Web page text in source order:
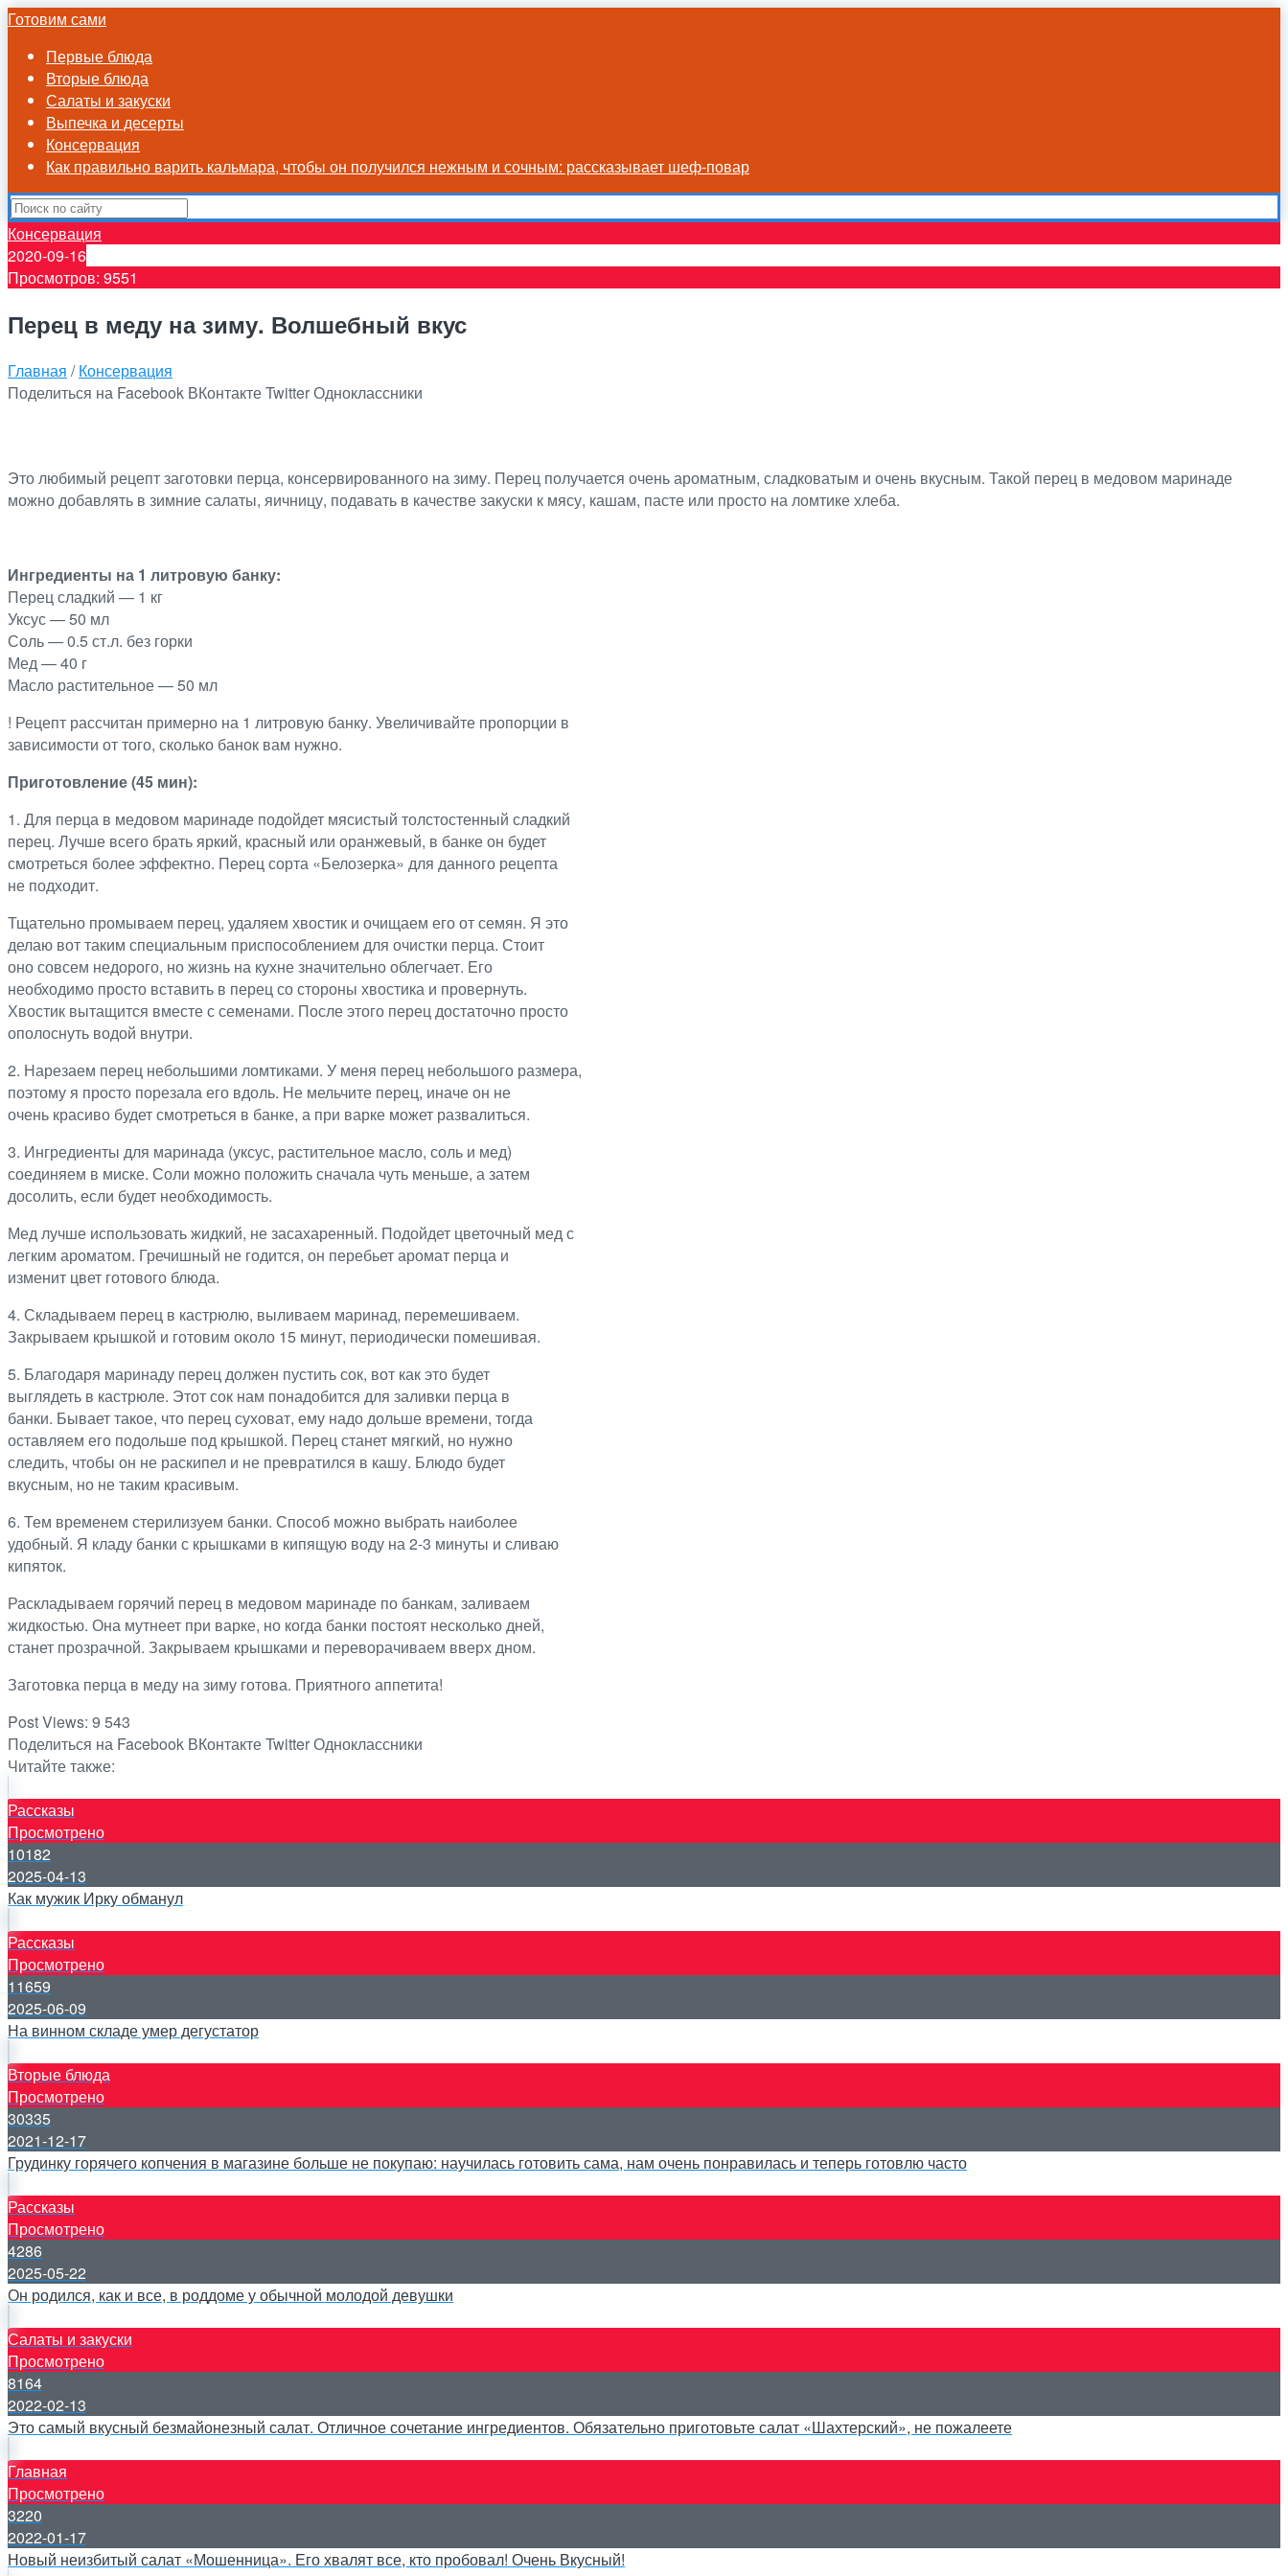
Готовим сами
Первые блюда
Вторые блюда
Салаты и закуски
Выпечка и десерты
Консервация
Как правильно варить кальмара, чтобы он получился нежным и сочным: рассказывает шеф-повар
Консервация
2020-09-16
Просмотров: 9551
Перец в меду на зиму. Волшебный вкус
Главная /Консервация
Поделиться на Facebook ВКонтактеTwitterОдноклассники
Это любимый рецепт заготовки перца, консервированного на зиму. Перец получается очень ароматным, сладковатым и очень вкусным. Такой перец в медовом маринаде
можно добавлять в зимние салаты, яичницу, подавать в качестве закуски к мясу, кашам, пасте или просто на ломтике хлеба.
Ингредиенты на 1 литровую банку:
Перец сладкий — 1 кг
Уксус — 50 мл
Соль — 0.5 ст.л. без горки
Мед — 40 г
Масло растительное — 50 мл
! Рецепт рассчитан примерно на 1 литровую банку. Увеличивайте пропорции в
зависимости от того, сколько банок вам нужно.
Приготовление (45 мин):
1. Для перца в медовом маринаде подойдет мясистый толстостенный сладкий
перец. Лучше всего брать яркий, красный или оранжевый, в банке он будет
смотреться более эффектно. Перец сорта «Белозерка» для данного рецепта
не подходит.
Тщательно промываем перец, удаляем хвостик и очищаем его от семян. Я это
делаю вот таким специальным приспособлением для очистки перца. Стоит
оно совсем недорого, но жизнь на кухне значительно облегчает. Его
необходимо просто вставить в перец со стороны хвостика и провернуть.
Хвостик вытащится вместе с семенами. После этого перец достаточно просто
ополоснуть водой внутри.
2. Нарезаем перец небольшими ломтиками. У меня перец небольшого размера,
поэтому я просто порезала его вдоль. Не мельчите перец, иначе он не
очень красиво будет смотреться в банке, а при варке может развалиться.
3. Ингредиенты для маринада (уксус, растительное масло, соль и мед)
соединяем в миске. Соли можно положить сначала чуть меньше, а затем
досолить, если будет необходимость.
Мед лучше использовать жидкий, не засахаренный. Подойдет цветочный мед с
легким ароматом. Гречишный не годится, он перебьет аромат перца и
изменит цвет готового блюда.
4. Складываем перец в кастрюлю, выливаем маринад, перемешиваем.
Закрываем крышкой и готовим около 15 минут, периодически помешивая.
5. Благодаря маринаду перец должен пустить сок, вот как это будет
выглядеть в кастрюле. Этот сок нам понадобится для заливки перца в
банки. Бывает такое, что перец суховат, ему надо дольше времени, тогда
оставляем его подольше под крышкой. Перец станет мягкий, но нужно
следить, чтобы он не раскипел и не превратился в кашу. Блюдо будет
вкусным, но не таким красивым.
6. Тем временем стерилизуем банки. Способ можно выбрать наиболее
удобный. Я кладу банки с крышками в кипящую воду на 2-3 минуты и сливаю
кипяток.
Раскладываем горячий перец в медовом маринаде по банкам, заливаем
жидкостью. Она мутнеет при варке, но когда банки постоят несколько дней,
станет прозрачной. Закрываем крышками и переворачиваем вверх дном.
Заготовка перца в меду на зиму готова. Приятного аппетита!
Post Views: 9 543
Поделиться на Facebook ВКонтактеTwitterОдноклассники
Читайте также:
Рассказы
Просмотрено
10182
2025-04-13
Как мужик Ирку обманул
Рассказы
Просмотрено
11659
2025-06-09
На винном складе умер дегустатор
Вторые блюда
Просмотрено
30335
2021-12-17
Грудинку горячего копчения в магазине больше не покупаю: научилась готовить сама, нам очень понравилась и теперь готовлю часто
Рассказы
Просмотрено
4286
2025-05-22
Он родился, как и все, в роддоме у обычной молодой девушки
Салаты и закуски
Просмотрено
8164
2022-02-13
Это самый вкусный безмайонезный салат. Отличное сочетание ингредиентов. Обязательно приготовьте салат «Шахтерский», не пожалеете
Главная
Просмотрено
3220
2022-01-17
Новый неизбитый салат «Мошенница». Его хвалят все, кто пробовал! Очень Вкусный!